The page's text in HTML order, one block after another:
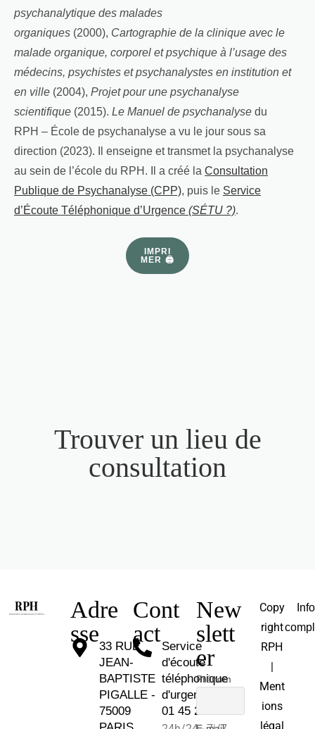
psychanalytique des malades
organiques (2000), Cartographie de la clinique avec le
malade organique, corporel et psychique à l’usage des
médecins, psychistes et psychanalystes en institution et
en ville (2004), Projet pour une psychanalyse
scientifique (2015). Le Manuel de psychanalyse du
RPH – École de psychanalyse a vu le jour sous sa
direction (2023). Il enseigne et transmet la psychanalyse
au sein de l’école du RPH. Il a créé la Consultation
Publique de Psychanalyse (CPP), puis le Service
d’Écoute Téléphonique d’Urgence (SÉTU ?).
IMPRI
MER 🖨
Trouver un lieu de
consultation
Adre
sse33 RUE
JEAN-
BAPTISTE
PIGALLE -
75009
Cont
actService
d'écoute
téléphonique
d'urgence :
01 45 26 81 30
New
slett
er
Prénom
Copy
right
RPH
|
Ment
ions
légal